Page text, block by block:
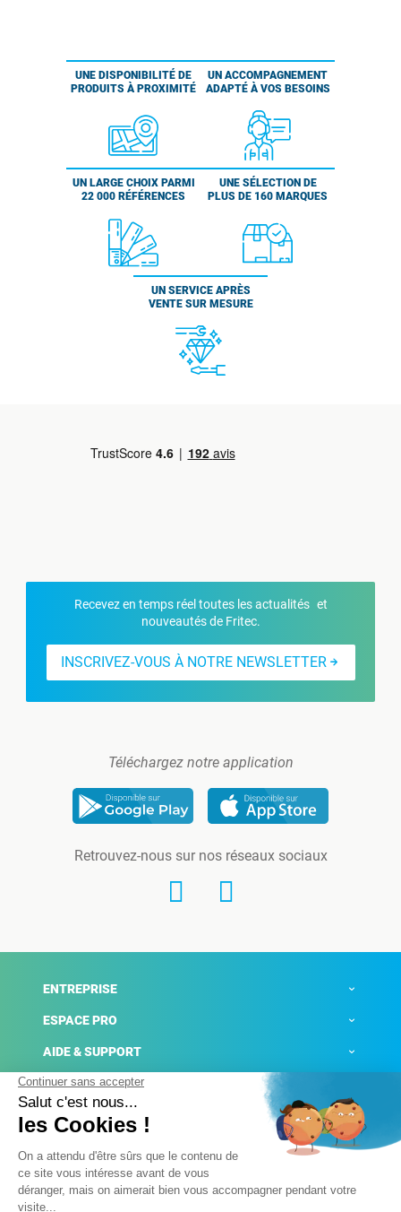
UNE DISPONIBILITÉ DE
PRODUITS À PROXIMITÉ
UN ACCOMPAGNEMENT
ADAPTÉ À VOS BESOINS
UN LARGE CHOIX PARMI
22 000 RÉFÉRENCES
UNE SÉLECTION DE
PLUS DE 160 MARQUES
UN SERVICE APRÈS
VENTE SUR MESURE
Recevez en temps réel toutes les actualités et
nouveautés de Fritec.
INSCRIVEZ-VOUS À NOTRE NEWSLETTER
Téléchargez notre application
Retrouvez-nous sur nos réseaux sociaux
ENTREPRISE
ESPACE PRO
AIDE & SUPPORT
ACTUALITÉS
Mentions légales